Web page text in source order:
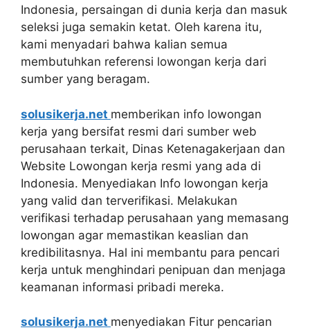
Indonesia, persaingan di dunia kerja dan masuk
seleksi juga semakin ketat. Oleh karena itu,
kami menyadari bahwa kalian semua
membutuhkan referensi lowongan kerja dari
sumber yang beragam.
solusikerja.net memberikan info lowongan
kerja yang bersifat resmi dari sumber web
perusahaan terkait, Dinas Ketenagakerjaan dan
Website Lowongan kerja resmi yang ada di
Indonesia. Menyediakan Info lowongan kerja
yang valid dan terverifikasi. Melakukan
verifikasi terhadap perusahaan yang memasang
lowongan agar memastikan keaslian dan
kredibilitasnya. Hal ini membantu para pencari
kerja untuk menghindari penipuan dan menjaga
keamanan informasi pribadi mereka.
solusikerja.net menyediakan Fitur pencarian